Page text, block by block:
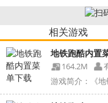
相关游戏
地铁跑酷内置
164.2M